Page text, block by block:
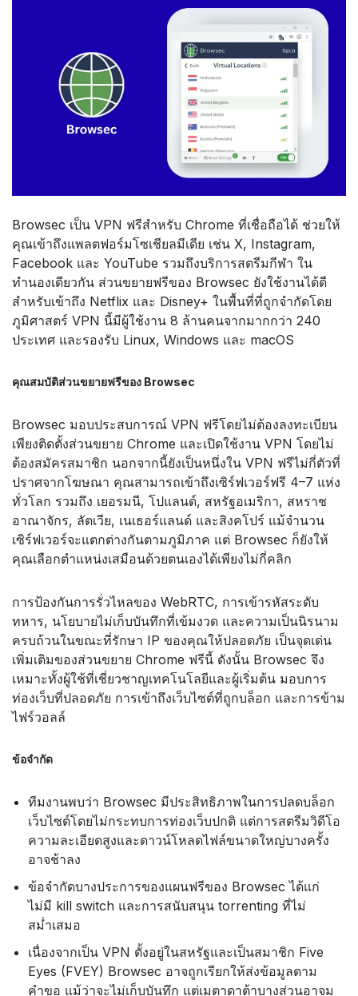
Browsec เป็น VPN ฟรีสำหรับ Chrome ที่เชื่อถือได้ ช่วยให้
คุณเข้าถึงแพลตฟอร์มโซเชียลมีเดีย เช่น X, Instagram,
Facebook และ YouTube รวมถึงบริการสตรีมกีฬา ใน
ทำนองเดียวกัน ส่วนขยายฟรีของ Browsec ยังใช้งานได้ดี
สำหรับเข้าถึง Netflix และ Disney+ ในพื้นที่ที่ถูกจำกัดโดย
ภูมิศาสตร์ VPN นี้มีผู้ใช้งาน 8 ล้านคนจากมากกว่า 240
ประเทศ และรองรับ Linux, Windows และ macOS
คุณสมบัติส่วนขยายฟรีของ Browsec
Browsec มอบประสบการณ์ VPN ฟรีโดยไม่ต้องลงทะเบียน
เพียงติดตั้งส่วนขยาย Chrome และเปิดใช้งาน VPN โดยไม่
ต้องสมัครสมาชิก นอกจากนี้ยังเป็นหนึ่งใน VPN ฟรีไม่กี่ตัวที่
ปราศจากโฆษณา คุณสามารถเข้าถึงเซิร์ฟเวอร์ฟรี 4–7 แห่ง
ทั่วโลก รวมถึง เยอรมนี, โปแลนด์, สหรัฐอเมริกา, สหราช
อาณาจักร, ลัตเวีย, เนเธอร์แลนด์ และสิงคโปร์ แม้จำนวน
เซิร์ฟเวอร์จะแตกต่างกันตามภูมิภาค แต่ Browsec ก็ยังให้
คุณเลือกตำแหน่งเสมือนด้วยตนเองได้เพียงไม่กี่คลิก
การป้องกันการรั่วไหลของ WebRTC, การเข้ารหัสระดับ
ทหาร, นโยบายไม่เก็บบันทึกที่เข้มงวด และความเป็นนิรนาม
ครบถ้วนในขณะที่รักษา IP ของคุณให้ปลอดภัย เป็นจุดเด่น
เพิ่มเติมของส่วนขยาย Chrome ฟรีนี้ ดังนั้น Browsec จึง
เหมาะทั้งผู้ใช้ที่เชี่ยวชาญเทคโนโลยีและผู้เริ่มต้น มอบการ
ท่องเว็บที่ปลอดภัย การเข้าถึงเว็บไซต์ที่ถูกบล็อก และการข้าม
ไฟร์วอลล์
ข้อจำกัด
ทีมงานพบว่า Browsec มีประสิทธิภาพในการปลดบล็อก
เว็บไซต์โดยไม่กระทบการท่องเว็บปกติ แต่การสตรีมวิดีโอ
ความละเอียดสูงและดาวน์โหลดไฟล์ขนาดใหญ่บางครั้ง
อาจช้าลง
ข้อจำกัดบางประการของแผนฟรีของ Browsec ได้แก่
ไม่มี kill switch และการสนับสนุน torrenting ที่ไม่
สม่ำเสมอ
เนื่องจากเป็น VPN ตั้งอยู่ในสหรัฐและเป็นสมาชิก Five
Eyes (FVEY) Browsec อาจถูกเรียกให้ส่งข้อมูลตาม
คำขอ แม้ว่าจะไม่เก็บบันทึก แต่เมตาดาต้าบางส่วนอาจม